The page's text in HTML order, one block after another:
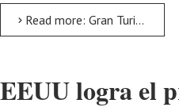
Read more: Gran Turismo: Próxima Película
EEUU logra el